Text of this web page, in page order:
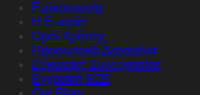
Επικοινωνία
Η Εταιρία
Όροι Χρήσης
Προσωπικά Δεδομένα
Ευκαιρίες Συνεργασίας
Εγγραφή B2B